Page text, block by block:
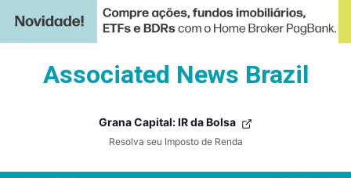
Associated News Brazil
Grana Capital: IR da Bolsa
Resolva seu Imposto de Renda